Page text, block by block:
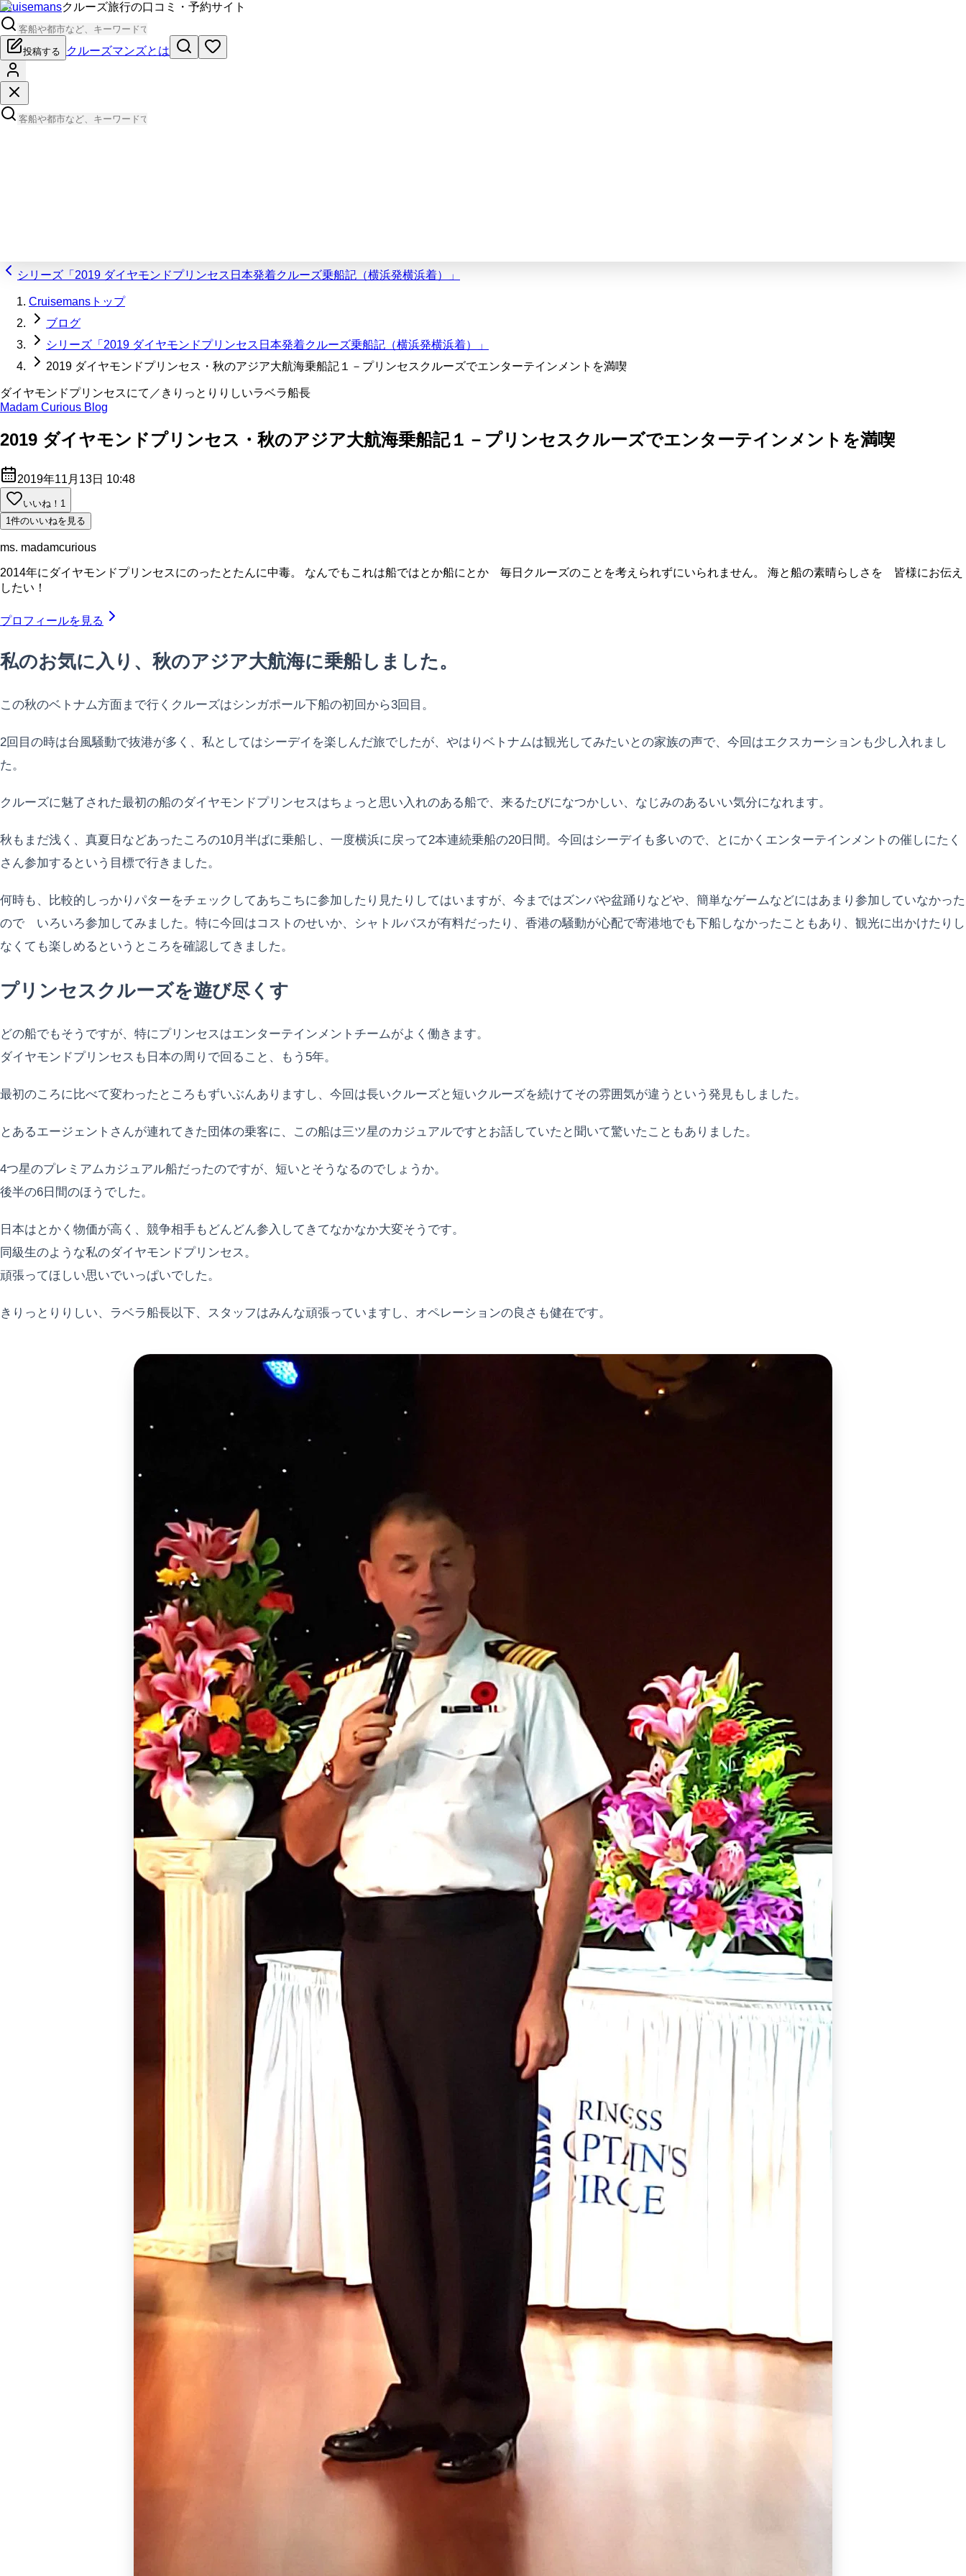
Cruisemansクルーズ旅行の口コミ・予約サイト
投稿する クルーズマンズとは
シリーズ「2019 ダイヤモンドプリンセス日本発着クルーズ乗船記（横浜発横浜着）」
Cruisemansトップ
ブログ
シリーズ「2019 ダイヤモンドプリンセス日本発着クルーズ乗船記（横浜発横浜着）」
2019 ダイヤモンドプリンセス・秋のアジア大航海乗船記１－プリンセスクルーズでエンターテインメントを満喫
ダイヤモンドプリンセスにて／きりっとりりしいラベラ船長
Madam Curious Blog
2019 ダイヤモンドプリンセス・秋のアジア大航海乗船記１－プリンセスクルーズでエンターテインメントを満喫
2019年11月13日 10:48
いいね！ 1
1件のいいねを見る
ms. madamcurious
2014年にダイヤモンドプリンセスにのったとたんに中毒。 なんでもこれは船ではとか船にとか 毎日クルーズのことを考えられずにいられません。 海と船の素晴らしさを 皆様にお伝え
したい！
プロフィールを見る
私のお気に入り、秋のアジア大航海に乗船しました。
この秋のベトナム方面まで行くクルーズはシンガポール下船の初回から3回目。
2回目の時は台風騒動で抜港が多く、私としてはシーデイを楽しんだ旅でしたが、やはりベトナムは観光してみたいとの家族の声で、今回はエクスカーションも少し入れまし
た。
クルーズに魅了された最初の船のダイヤモンドプリンセスはちょっと思い入れのある船で、来るたびになつかしい、なじみのあるいい気分になれます。
秋もまだ浅く、真夏日などあったころの10月半ばに乗船し、一度横浜に戻って2本連続乗船の20日間。今回はシーデイも多いので、とにかくエンターテインメントの催しにたく
さん参加するという目標で行きました。
何時も、比較的しっかりパターをチェックしてあちこちに参加したり見たりしてはいますが、今まではズンバや盆踊りなどや、簡単なゲームなどにはあまり参加していなかった
ので いろいろ参加してみました。特に今回はコストのせいか、シャトルバスが有料だったり、香港の騒動が心配で寄港地でも下船しなかったこともあり、観光に出かけたりし
なくても楽しめるというところを確認してきました。
プリンセスクルーズを遊び尽くす
どの船でもそうですが、特にプリンセスはエンターテインメントチームがよく働きます。
ダイヤモンドプリンセスも日本の周りで回ること、もう5年。
最初のころに比べて変わったところもずいぶんありますし、今回は長いクルーズと短いクルーズを続けてその雰囲気が違うという発見もしました。
とあるエージェントさんが連れてきた団体の乗客に、この船は三ツ星のカジュアルですとお話していたと聞いて驚いたこともありました。
4つ星のプレミアムカジュアル船だったのですが、短いとそうなるのでしょうか。
後半の6日間のほうでした。
日本はとかく物価が高く、競争相手もどんどん参入してきてなかなか大変そうです。
同級生のような私のダイヤモンドプリンセス。
頑張ってほしい思いでいっぱいでした。
きりっとりりしい、ラベラ船長以下、スタッフはみんな頑張っていますし、オペレーションの良さも健在です。